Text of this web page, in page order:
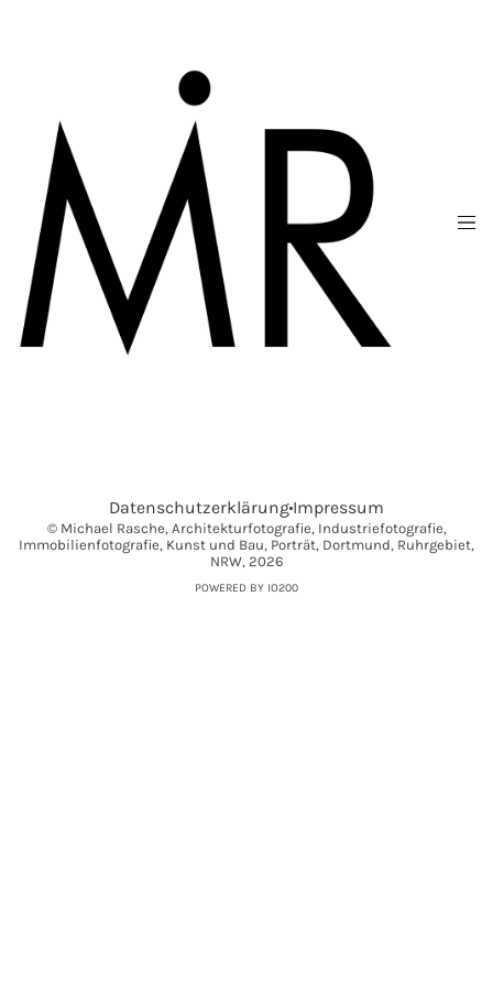
Datenschutzerklärung Impressum
© Michael Rasche, Architekturfotografie, Industriefotografie,
Immobilienfotografie, Kunst und Bau, Porträt, Dortmund, Ruhrgebiet,
NRW, 2026
POWERED BY IO200